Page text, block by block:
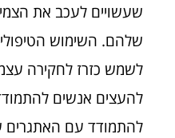
שעשויים לעכב את
שלהם. השימוש הטיפולי
לשמש כזרז לחקירה
להעצים אנשים
להתמודד עם